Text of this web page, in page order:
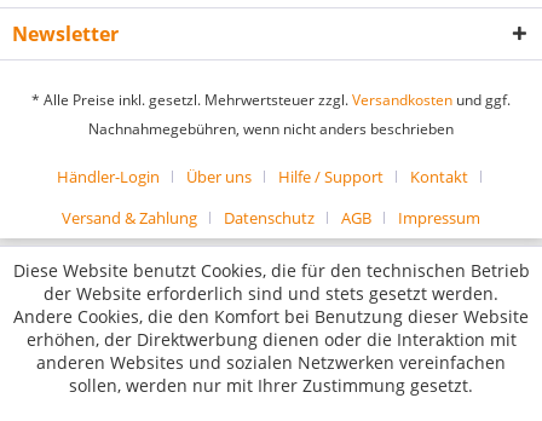
Newsletter
* Alle Preise inkl. gesetzl. Mehrwertsteuer zzgl.Versandkosten und ggf.
Nachnahmegebühren, wenn nicht anders beschrieben
Händler-Login Über uns Hilfe / Support
Kontakt
Versand & Zahlung
Datenschutz AGB Impressum
Diese Website benutzt Cookies, die für den technischen Betrieb
der Website erforderlich sind und stets gesetzt werden.
Andere Cookies, die den Komfort bei Benutzung dieser Website
erhöhen, der Direktwerbung dienen oder die Interaktion mit
anderen Websites und sozialen Netzwerken vereinfachen
sollen, werden nur mit Ihrer Zustimmung gesetzt.